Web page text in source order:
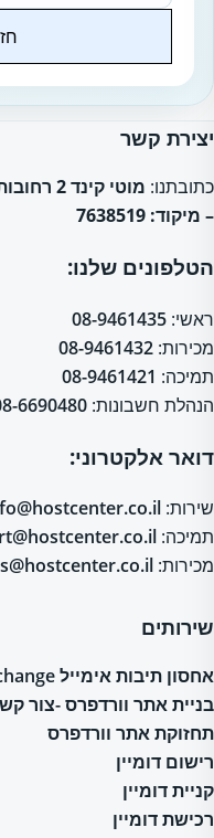
יצירת קשר
כתובתנו:
מוטי
– מיקוד: 7638519
הטלפונים שלנו:
ראשי: 08-9461435
מכירות: 08-9461432
תמיכה: 08-9461421
הנהלת חשבונות: 6690480
דואר אלקטרוני:
שירות:
תמיכה:
מכירות:
שירותים
אחסון תיבות אימייל Exchange
בניית אתר וורדפרס -צור
תחזוקת אתר וורדפרס
רישום דומיין
קניית דומיין
רכישת דומיין